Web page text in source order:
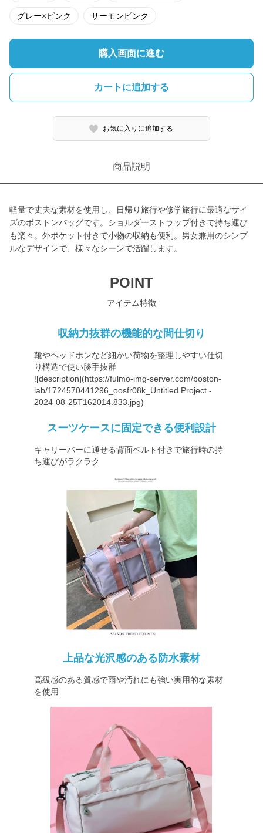
グレー×ピンク サーモンピンク
購入画面に進む
カートに追加する
お気に入りに追加する
商品説明
軽量で丈夫な素材を使用し、日帰り旅行や修学旅行に最適なサイ
ズのボストンバッグです。ショルダーストラップ付きで持ち運び
も楽々。外ポケット付きで小物の収納も便利。男女兼用のシンプ
ルなデザインで、様々なシーンで活躍します。
POINT
アイテム特徴
収納力抜群の機能的な間仕切り
靴やヘッドホンなど細かい荷物を整理しやすい仕切
り構造で使い勝手抜群
![description](https://fulmo-img-server.com/boston-
lab/1724570441296_oosfr08k_Untitled Project -
2024-08-25T162014.833.jpg)
スーツケースに固定できる便利設計
キャリーバーに通せる背面ベルト付きで旅行時の持
ち運びがラクラク
上品な光沢感のある防水素材
高級感のある質感で雨や汚れにも強い実用的な素材
を使用